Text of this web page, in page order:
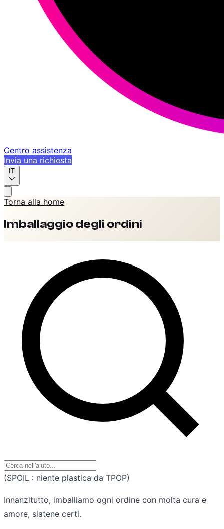
Centro assistenza
Invia una richiesta
IT
Torna alla home
Imballaggio degli ordini
(SPOIL : niente plastica da TPOP)
Innanzitutto, imballiamo ogni ordine con molta cura e
amore, siatene certi.